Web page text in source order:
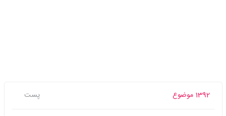
1392 موضوع پست